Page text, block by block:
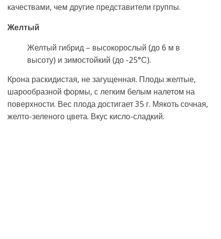
качествами, чем другие представители группы.
Желтый
Желтый гибрид – высокорослый (до 6 м в
высоту) и зимостойкий (до -25°С).
Крона раскидистая, не загущенная. Плоды желтые,
шарообразной формы, с легким белым налетом на
поверхности. Вес плода достигает 35 г. Мякоть сочная,
желто-зеленого цвета. Вкус кисло-сладкий.